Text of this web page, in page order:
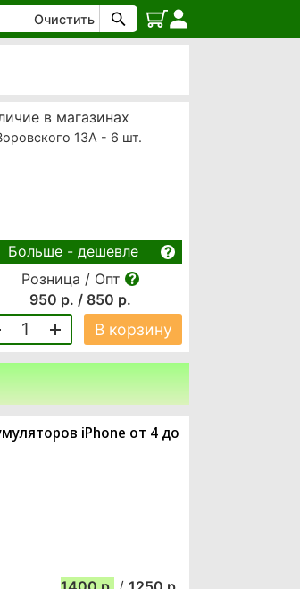
Очистить
в магазинах
13А - 6 шт.
Больше - дешевле
Розница / Опт
950 р. / 850 р.
1 В корзину
iPhone от 4 до